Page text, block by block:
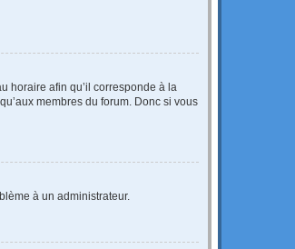
horaire afin qu’il corresponde à la
membres du forum. Donc si vous
à un administrateur.